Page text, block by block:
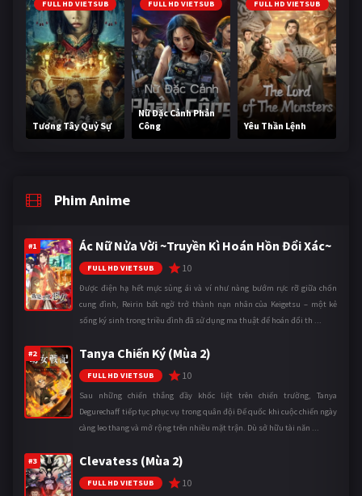
FULL HD VIETSUB
Tương Tây Quỷ Sự
FULL HD VIETSUB
Nữ Đặc Cảnh Phản
Công
FULL HD VIETSUB
Yêu Thần Lệnh
Phim Anime
#1 Ác Nữ Nửa Vời ~Truyền Kì Hoán Hồn Đổi Xác~
FULL HD VIETSUB 10
Được điện hạ hết mực sủng ái và ví như nàng bướm rực rỡ giữa chốn
cung đình, Reirin bất ngờ trở thành nạn nhân của Keigetsu – một kẻ
sống ký sinh trong triều đình đã sử dụng ma thuật để hoán đổi th ...
#2 Tanya Chiến Ký (Mùa 2)
FULL HD VIETSUB 10
Sau những chiến thắng đầy khốc liệt trên chiến trường, Tanya
Degurechaff tiếp tục phục vụ trong quân đội Đế quốc khi cuộc chiến ngày
càng leo thang và mở rộng trên nhiều mặt trận. Dù sở hữu tài năn ...
#3 Clevatess (Mùa 2)
FULL HD VIETSUB 10